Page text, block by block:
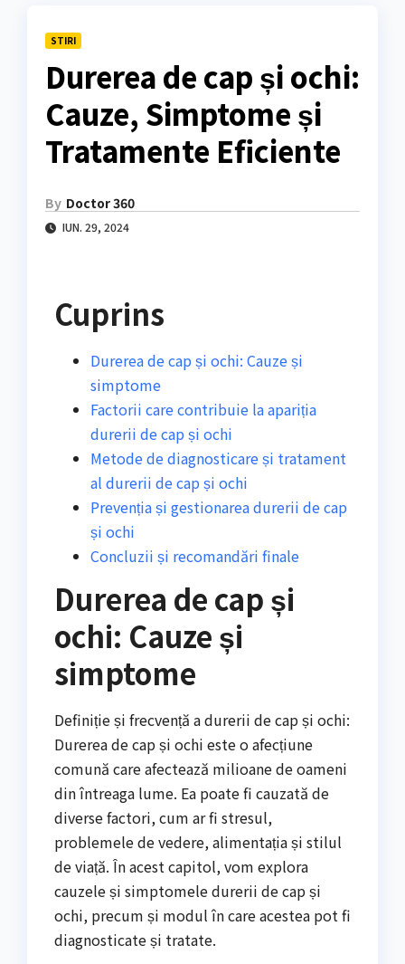
STIRI
Durerea de cap și ochi:
Cauze, Simptome și
Tratamente Eficiente
By Doctor 360
IUN. 29, 2024
Cuprins
Durerea de cap și ochi: Cauze și
simptome
Factorii care contribuie la apariția
durerii de cap și ochi
Metode de diagnosticare și tratament
al durerii de cap și ochi
Prevenția și gestionarea durerii de cap
și ochi
Concluzii și recomandări finale
Durerea de cap și
ochi: Cauze și
simptome
Definiție și frecvență a durerii de cap și ochi:
Durerea de cap și ochi este o afecțiune
comună care afectează milioane de oameni
din întreaga lume. Ea poate fi cauzată de
diverse factori, cum ar fi stresul,
problemele de vedere, alimentația și stilul
de viață. În acest capitol, vom explora
cauzele și simptomele durerii de cap și
ochi, precum și modul în care acestea pot fi
diagnosticate și tratate.